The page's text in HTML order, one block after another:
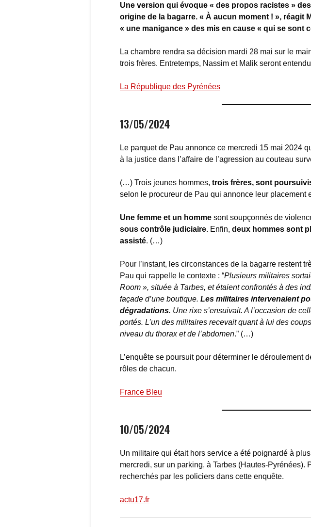
Une version qui évoque « des propos racistes »
origine de la bagarre. « À aucun moment ! », réagit
« une manigance » des mis en cause « qui se sont
La chambre rendra sa décision mardi 28 mai sur le
trois frères. Entretemps, Nassim et Malik seront
La République des Pyrénées
13/05/2024
Le parquet de Pau annonce ce mercredi 15 mai 2024
à la justice dans l’affaire de l’agression au couteau
(…) Trois jeunes hommes, trois frères, sont
selon le procureur de Pau qui annonce leur placement
Une femme et un homme sont soupçonnés de
sous contrôle judiciaire. Enfin, deux hommes sont
assisté. (…)
Pour l’instant, les circonstances de la bagarre restent
Pau qui rappelle le contexte : “Plusieurs militaires
Room », située à Tarbes, et étaient confrontés à des
façade d’une boutique. Les militaires intervenaient
dégradations. Une rixe s’ensuivait. A l’occasion de
portés. L’un des militaires recevait quant à lui des
niveau du thorax et de l’abdomen.” (…)
L’enquête se poursuit pour déterminer le déroulement
rôles de chacun.
France Bleu
10/05/2024
Un militaire qui était hors service a été poignardé à
mercredi, sur un parking, à Tarbes (Hautes-Pyrénées).
recherchés par les policiers dans cette enquête.
actu17.fr